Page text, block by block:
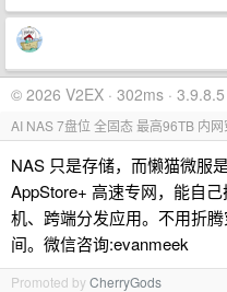
© 2026 V2EX · 302ms · 3.9.8.5
AI NAS 7盘位 全固态 最高96TB 内
NAS 只是存储，而懒猫微服
AppStore+ 高速专网，能自
机、跨端分发应用。不用折
间。微信咨询:evanmeek
Promoted byCherryGods